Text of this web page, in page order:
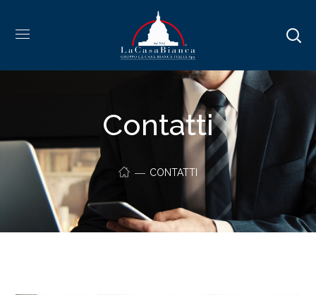
Contatti
CONTATTI